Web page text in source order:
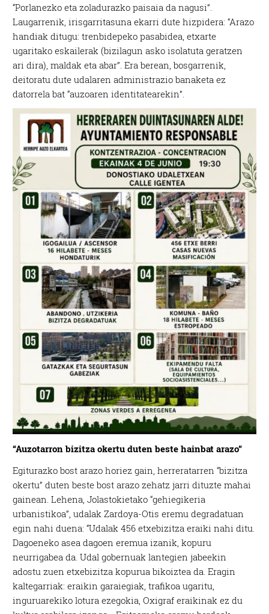
“Porlanezko eta zoladurazko paisaia da nagusi”.
Laugarrenik, irisgarritasuna ekarri dute hizpidera: “Arazo
handiak ditugu: trenbidepeko pasabidea, etxarte
ugaritako eskailerak (bizilagun asko isolatuta geratzen
ari dira), maldak eta abar”. Era berean, bosgarrenik,
deitoratu dute udalaren administrazio banaketa ez
datorrela bat “auzoaren identitatearekin”.
“Auzotarron bizitza okertu duten beste hainbat arazo”
Egiturazko bost arazo horiez gain, herreratarren “bizitza
okertu” duten beste bost arazo zehatz jarri dituzte mahai
gainean. Lehena, Jolastokietako “gehiegikeria
urbanistikoa”, udalak Zardoya-Otis eremu degradatuan
egin nahi duena: “Udalak 456 etxebizitza eraiki nahi ditu.
Dagoeneko asea dagoen eremua izanik, kopuru
neurrigabea da. Udal gobernuak lantegien jabeekin
adostu zuen etxebizitza kopurua bikoiztea da. Eragin
kaltegarriak: eraikin garaiegiak, trafikoa ugaritu,
inguruarekiko lotura ezegokia, Oxigraf eraikinak ez du